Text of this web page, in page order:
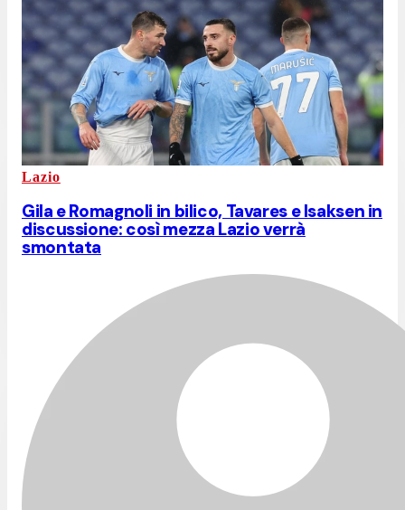
Lazio
Gila e Romagnoli in bilico, Tavares e Isaksen in
discussione: così mezza Lazio verrà
smontata